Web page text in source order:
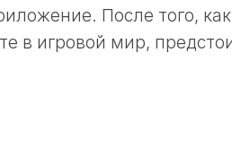
После того,
в игровой мир,